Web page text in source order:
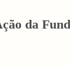
da